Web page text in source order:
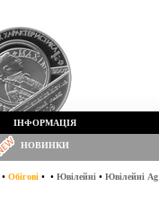
ІНФОРМАЦІЯ
НОВИНКИ
• Обігові • • Ювілейні • Ювілейні Ag